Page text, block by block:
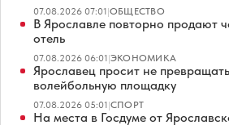
07.08.2026 07:01|ОБЩЕСТВО
В Ярославле повторно продают
отель
07.08.2026 06:01|ЭКОНОМИКА
Ярославец просит не
волейбольную площадку
07.08.2026 05:01|СПОРТ
На места в Госдуме от